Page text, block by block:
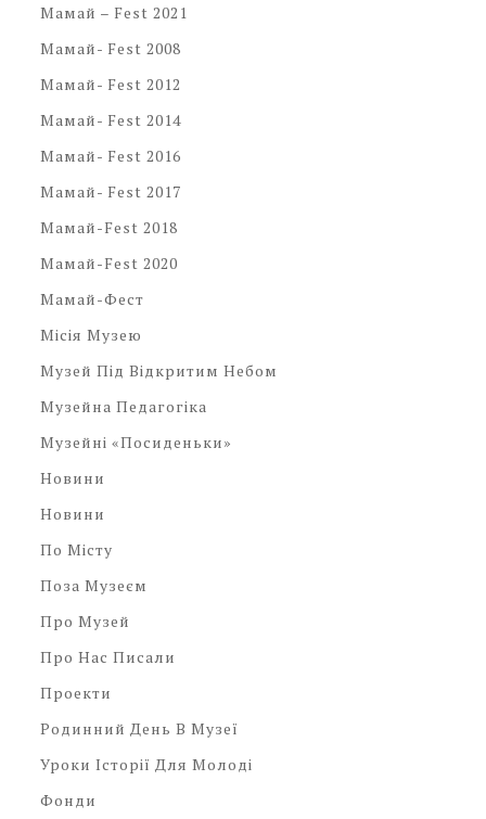
Мамай – Fest 2021
Мамай- Fest 2008
Мамай- Fest 2012
Мамай- Fest 2014
Мамай- Fest 2016
Мамай- Fest 2017
Мамай-Fest 2018
Мамай-Fest 2020
Мамай-Фест
Місія Музею
Музей Під Відкритим Небом
Музейна Педагогіка
Музейні «посиденьки»
Новини
Новини
По Місту
Поза Музеєм
Про Музей
Про Нас Писали
Проекти
Родинний День В Музеї
Уроки Історії Для Молоді
Фонди